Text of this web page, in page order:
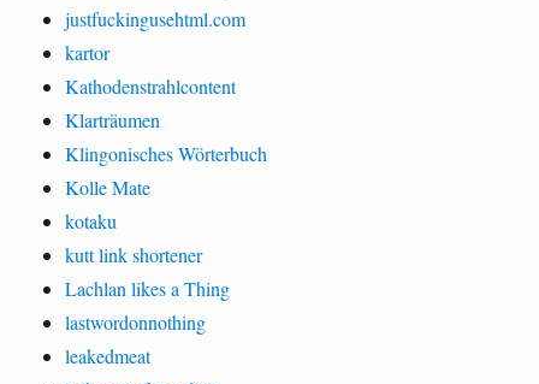
justfuckingusehtml.com
kartor
Kathodenstrahlcontent
Klarträumen
Klingonisches Wörterbuch
Kolle Mate
kotaku
kutt link shortener
Lachlan likes a Thing
lastwordonnothing
leakedmeat